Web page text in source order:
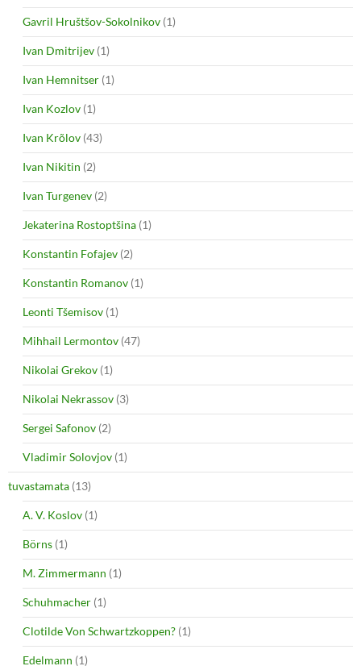
Gavril Hruštšov-Sokolnikov (1)
Ivan Dmitrijev (1)
Ivan Hemnitser (1)
Ivan Kozlov (1)
Ivan Krõlov (43)
Ivan Nikitin (2)
Ivan Turgenev (2)
Jekaterina Rostoptšina (1)
Konstantin Fofajev (2)
Konstantin Romanov (1)
Leonti Tšemisov (1)
Mihhail Lermontov (47)
Nikolai Grekov (1)
Nikolai Nekrassov (3)
Sergei Safonov (2)
Vladimir Solovjov (1)
tuvastamata (13)
A. V. Koslov (1)
Börns (1)
M. Zimmermann (1)
Schuhmacher (1)
Clotilde Von Schwartzkoppen? (1)
Edelmann (1)